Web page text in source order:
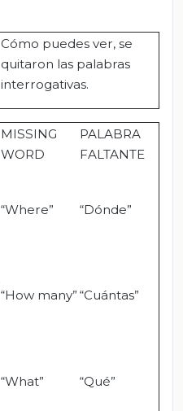
Cómo puedes ver, se
quitaron las palabras
interrogativas.
MISSING
WORD
PALABRA
FALTANTE
“Where” “Dónde”
“How many” “Cuántas”
“What” “Qué”